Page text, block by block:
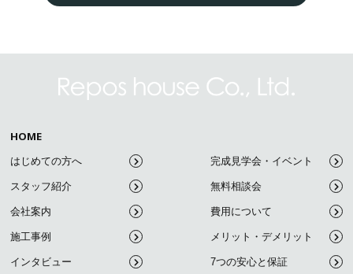
HOME
はじめての方へ
スタッフ紹介
会社案内
施工事例
インタビュー
完成見学会・イベント
無料相談会
費用について
メリット・デメリット
7つの安心と保証